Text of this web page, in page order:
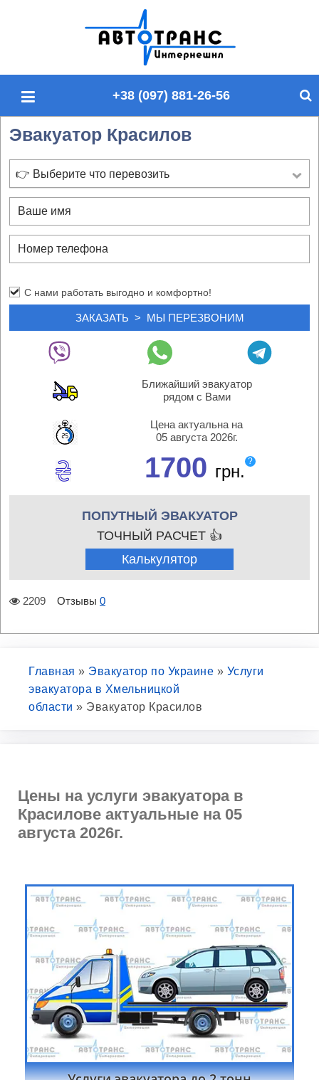
п
й
у
+38 (097) 881-26-56
Эвакуатор Красилов
👉 Выберите что перевозить
С нами работать выгодно и комфортно!
Ближайший эвакуатор
рядом с Вами
Цена актуальна на
05 августа 2026г.
1700 грн.
?
ПОПУТНЫЙ ЭВАКУАТОР
ТОЧНЫЙ РАСЧЕТ 👍
Калькулятор
2209 Отзывы 0
Главная » Эвакуатор по Украине » Услуги
эвакуатора в Хмельницкой
области » Эвакуатор Красилов
Цены на услуги эвакуатора в
Красилове актуальные на 05
августа 2026г.